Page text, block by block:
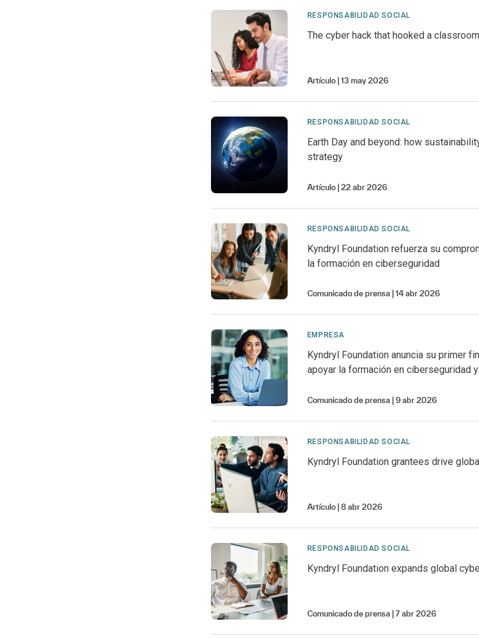
RESPONSABILIDAD SOCIAL
The cyber hack that hooked a classroom
Artículo 13 may 2026
RESPONSABILIDAD SOCIAL
Earth Day and beyond: how
strategy
Artículo 22 abr 2026
RESPONSABILIDAD SOCIAL
Kyndryl Foundation refuerza su
la formación en ciberseguridad
Comunicado de prensa 14 abr 2026
EMPRESA
Kyndryl Foundation anuncia su primer
apoyar la formación en ciberseguridad
Comunicado de prensa 9 abr 2026
RESPONSABILIDAD SOCIAL
Kyndryl Foundation grantees drive
Artículo 8 abr 2026
RESPONSABILIDAD SOCIAL
Kyndryl Foundation expands global
Comunicado de prensa 7 abr 2026